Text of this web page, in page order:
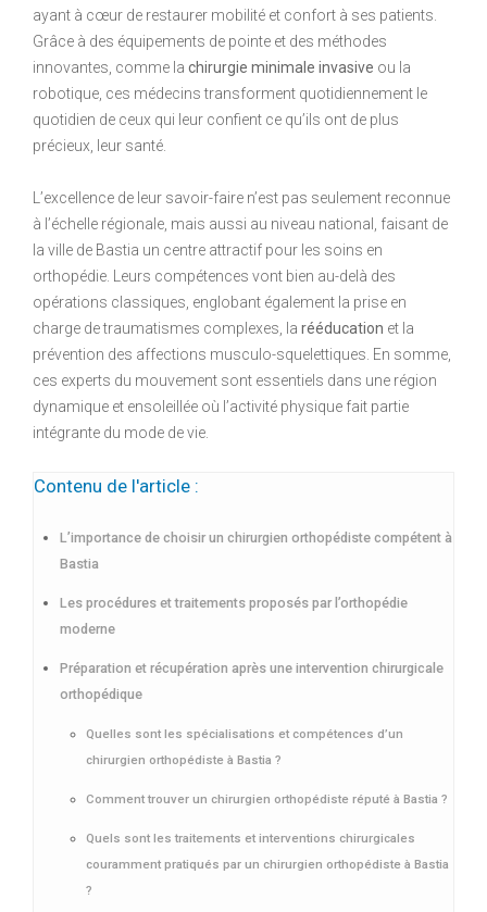
ayant à cœur de restaurer mobilité et confort à ses patients.
Grâce à des équipements de pointe et des méthodes
innovantes, comme la chirurgie minimale invasive ou la
robotique, ces médecins transforment quotidiennement le
quotidien de ceux qui leur confient ce qu’ils ont de plus
précieux, leur santé.
L’excellence de leur savoir-faire n’est pas seulement reconnue
à l’échelle régionale, mais aussi au niveau national, faisant de
la ville de Bastia un centre attractif pour les soins en
orthopédie. Leurs compétences vont bien au-delà des
opérations classiques, englobant également la prise en
charge de traumatismes complexes, la rééducation et la
prévention des affections musculo-squelettiques. En somme,
ces experts du mouvement sont essentiels dans une région
dynamique et ensoleillée où l’activité physique fait partie
intégrante du mode de vie.
Contenu de l'article :
L’importance de choisir un chirurgien orthopédiste compétent à
Bastia
Les procédures et traitements proposés par l’orthopédie
moderne
Préparation et récupération après une intervention chirurgicale
orthopédique
Quelles sont les spécialisations et compétences d’un
chirurgien orthopédiste à Bastia ?
Comment trouver un chirurgien orthopédiste réputé à Bastia ?
Quels sont les traitements et interventions chirurgicales
couramment pratiqués par un chirurgien orthopédiste à Bastia
?